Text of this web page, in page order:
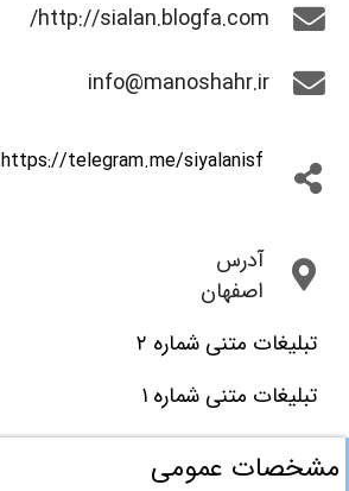
http://sialan.blogfa.com/
info@manoshahr.ir
https://telegram.me/siyalanisf
آدرس
اصفهان
تبلیغات متنی شماره ۲
تبلیغات متنی شماره ۱
مشخصات عمومی